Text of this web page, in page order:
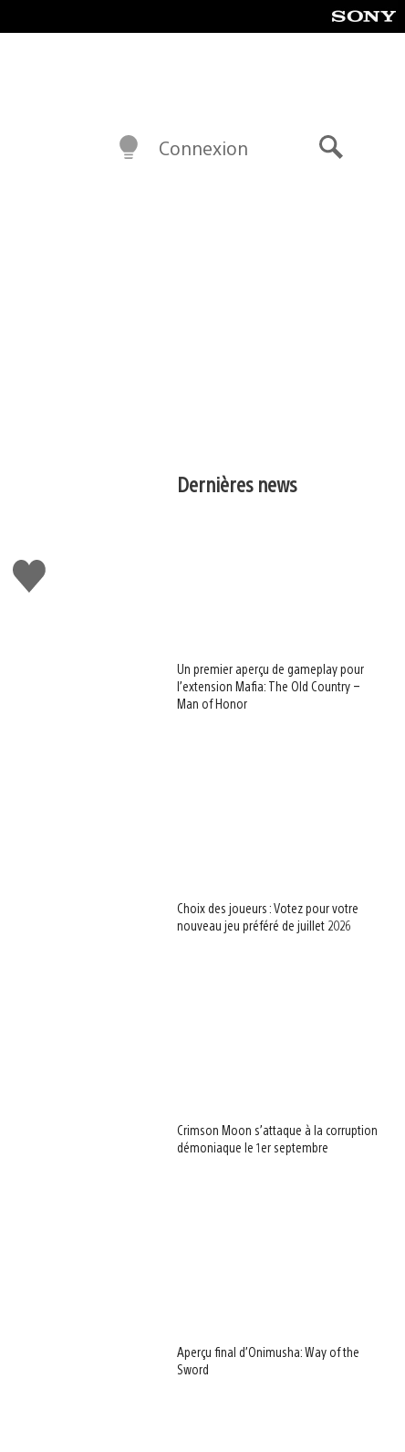
Connexion
J'aime
Dernières news
Un premier aperçu de gameplay pour
l’extension Mafia: The Old Country –
Man of Honor
Choix des joueurs : Votez pour votre
nouveau jeu préféré de juillet 2026
Crimson Moon s’attaque à la corruption
démoniaque le 1er septembre
Aperçu final d’Onimusha: Way of the
Sword